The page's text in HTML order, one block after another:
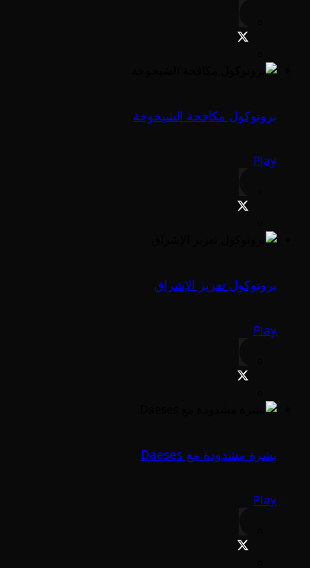
بروتوكول مكافحة الشيخوخة
Play
بروتوكول تعزيز الإشراق
Play
بشرة مشدودة مع Daeses
Play